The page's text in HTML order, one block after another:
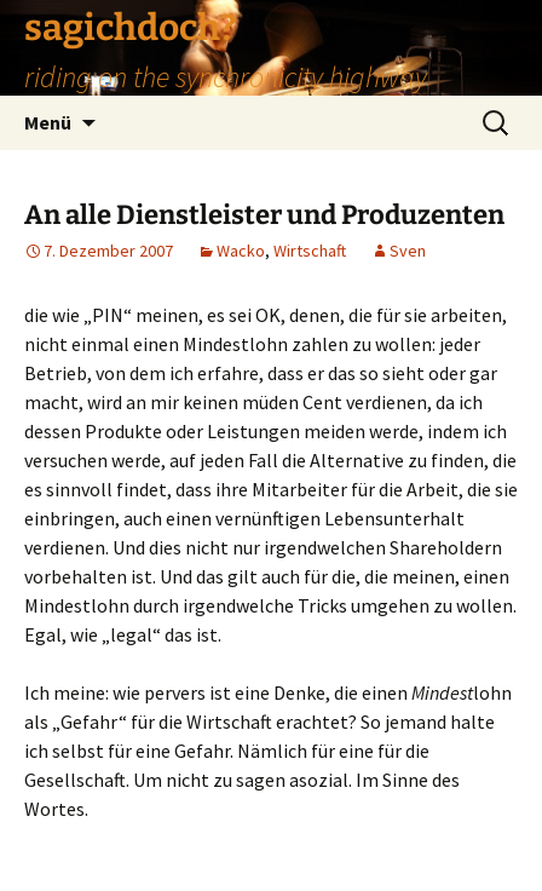
Zum
Inhalt
springen
sagichdoch?
riding on the synchronicity highway
Menü
Suchen
nach:
An alle Dienstleister und Produzenten
7. Dezember 2007 Wacko, Wirtschaft Sven
die wie „PIN“ meinen, es sei OK, denen, die für sie arbeiten,
nicht einmal einen Mindestlohn zahlen zu wollen: jeder
Betrieb, von dem ich erfahre, dass er das so sieht oder gar
macht, wird an mir keinen müden Cent verdienen, da ich
dessen Produkte oder Leistungen meiden werde, indem ich
versuchen werde, auf jeden Fall die Alternative zu finden, die
es sinnvoll findet, dass ihre Mitarbeiter für die Arbeit, die sie
einbringen, auch einen vernünftigen Lebensunterhalt
verdienen. Und dies nicht nur irgendwelchen Shareholdern
vorbehalten ist. Und das gilt auch für die, die meinen, einen
Mindestlohn durch irgendwelche Tricks umgehen zu wollen.
Egal, wie „legal“ das ist.
Ich meine: wie pervers ist eine Denke, die einen Mindestlohn
als „Gefahr“ für die Wirtschaft erachtet? So jemand halte
ich selbst für eine Gefahr. Nämlich für eine für die
Gesellschaft. Um nicht zu sagen asozial. Im Sinne des
Wortes.